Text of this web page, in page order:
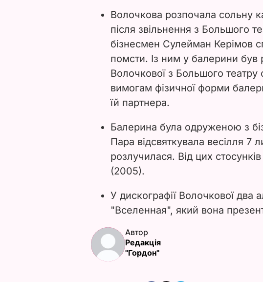
Волочкова розпочала сольну
після звільнення з Большого
бізнесмен Сулейман Керімов
помсти. Із ним у балерини
Волочкової з Большого театру
вимогам фізичної форми
їй партнера.
Балерина була одруженою з
Пара відсвяткувала весілля 7
розлучилася. Від цих
(2005).
У дискографії Волочкової два
"Вселенная", який вона
Автор
Редакція
"Гордон"